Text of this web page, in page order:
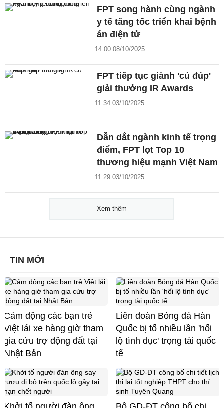
FPT song hành cùng ngành
y tế tăng tốc triển khai bệnh
án điện tử
14:00 08/10/2025
FPT tiếp tục giành 'cú đúp'
giải thưởng IR Awards
11:34 03/10/2025
Dẫn dắt ngành kinh tế trọng
điểm, FPT lọt Top 10
thương hiệu mạnh Việt Nam
11:29 03/10/2025
Xem thêm
TIN MỚI
Cảm động các bạn trẻ
Việt lái xe hàng giờ tham
gia cứu trợ động đất tại
Nhật Bản
Liên đoàn Bóng đá Hàn
Quốc bị tố nhiều lần 'hối
lộ tình dục' trọng tài quốc
tế